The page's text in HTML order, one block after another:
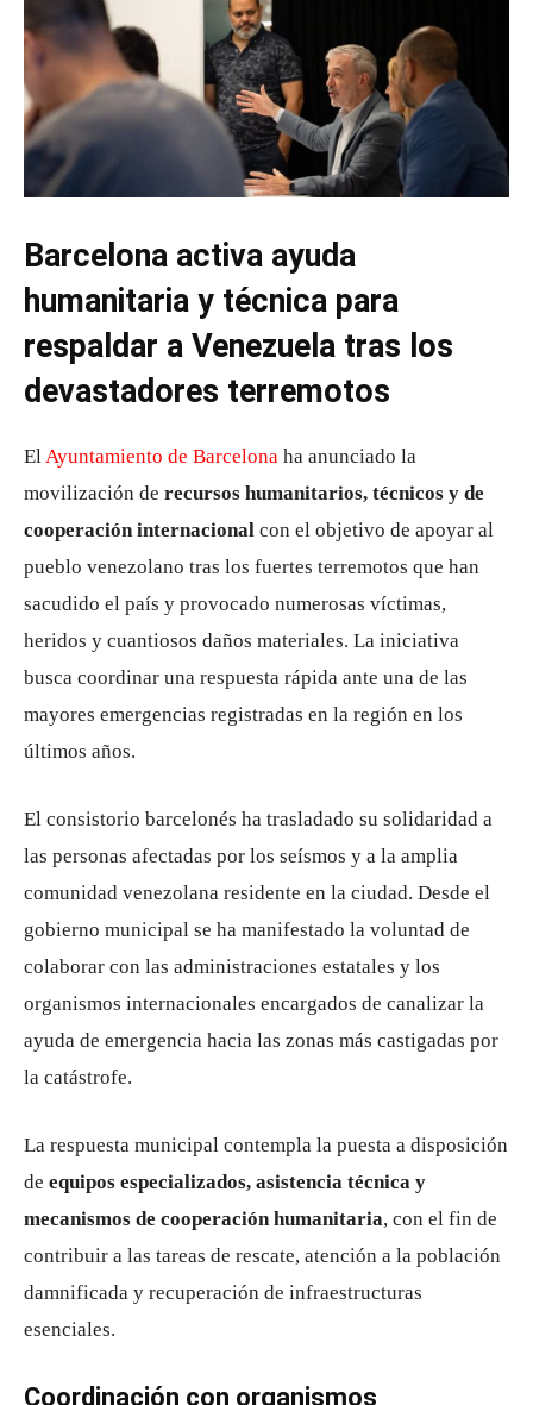
Barcelona activa ayuda
humanitaria y técnica para
respaldar a Venezuela tras los
devastadores terremotos
El Ayuntamiento de Barcelona ha anunciado la
movilización de recursos humanitarios, técnicos y de
cooperación internacional con el objetivo de apoyar al
pueblo venezolano tras los fuertes terremotos que han
sacudido el país y provocado numerosas víctimas,
heridos y cuantiosos daños materiales. La iniciativa
busca coordinar una respuesta rápida ante una de las
mayores emergencias registradas en la región en los
últimos años.
El consistorio barcelonés ha trasladado su solidaridad a
las personas afectadas por los seísmos y a la amplia
comunidad venezolana residente en la ciudad. Desde el
gobierno municipal se ha manifestado la voluntad de
colaborar con las administraciones estatales y los
organismos internacionales encargados de canalizar la
ayuda de emergencia hacia las zonas más castigadas por
la catástrofe.
La respuesta municipal contempla la puesta a disposición
de equipos especializados, asistencia técnica y
mecanismos de cooperación humanitaria, con el fin de
contribuir a las tareas de rescate, atención a la población
damnificada y recuperación de infraestructuras
esenciales.
Coordinación con organismos